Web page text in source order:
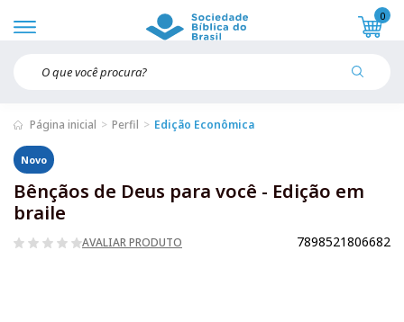
0
Página inicial Perfil Edição Econômica
Novo
Bênçãos de Deus para você - Edição em
braile
AVALIAR PRODUTO 7898521806682